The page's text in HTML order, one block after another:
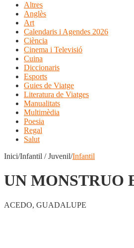
Altres
Anglès
Art
Calendaris i Agendes 2026
Ciència
Cinema i Televisió
Cuina
Diccionaris
Esports
Guies de Viatge
Literatura de Viatges
Manualitats
Multimèdia
Poesia
Regal
Salut
Inici/Infantil / Juvenil/Infantil
UN MONSTRUO
ACEDO, GUADALUPE